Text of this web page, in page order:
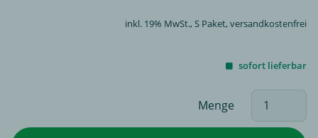
inkl. 19% MwSt.,S Paket, versandkostenfrei
sofort lieferbar
Menge